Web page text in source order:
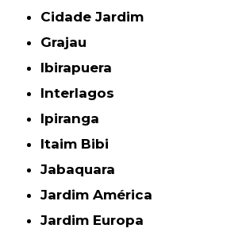
Cidade Jardim
Grajau
Ibirapuera
Interlagos
Ipiranga
Itaim Bibi
Jabaquara
Jardim América
Jardim Europa